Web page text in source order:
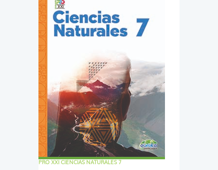
PRO XXI CIENCIAS NATURALES 7